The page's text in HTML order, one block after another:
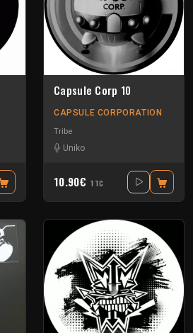
Capsule Corp 10
CAPSULE CORPORATION
Tribe
Uniko
10.90€ TTC